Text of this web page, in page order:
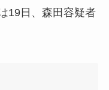
19日、森田容疑者